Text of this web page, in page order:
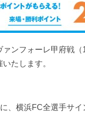
ンフォーレ甲府戦
たします。
、横浜FC全選手サ